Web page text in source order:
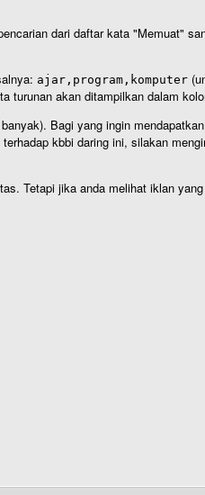
dari daftar kata "Memuat"
ajar,program,komputer
turunan akan ditampilkan dalam
Bagi yang ingin
kbbi daring ini, silakan
Tetapi jika anda melihat iklan